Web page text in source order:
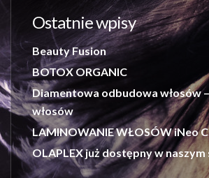
Ostatnie wpisy
Beauty Fusion
BOTOX ORGANIC
Diamentowa odbudowa włosów
włosów
LAMINOWANIE WŁOSÓW iNeo
OLAPLEX już dostępny w naszym